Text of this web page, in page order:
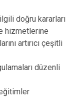
doğru kararları
hizmetlerine
artırıcı çeşitli
düzenli